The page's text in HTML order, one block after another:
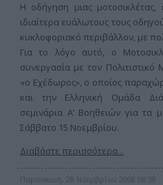
Η οδήγηση μιας
ιδιαίτερα ευάλωτους τους
κυκλοφοριακό περιβάλλον, με
Για το λόγο αυτό, ο
συνεργασία με τον
«ο Εχέδωρος», ο οποίος
και την Ελληνική Ομάδα
σεμινάρια Α’ Βοηθειών για τα
Σάββατο 15 Νοεμβρίου.
Διαβάστε περισσότερα...
Παρασκευή, 28 Νοεμβρίου 2008 08:38